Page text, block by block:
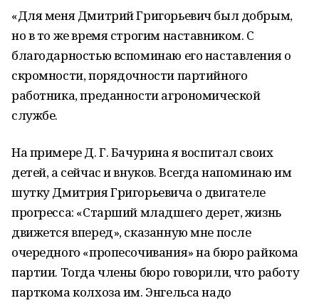
«Для меня Дмитрий Григорьевич был добрым,
но в то же время строгим наставником. С
благодарностью вспоминаю его наставления о
скромности, порядочности партийного
работника, преданности агрономической
службе.
На примере Д. Г. Бачурина я воспитал своих
детей, а сейчас и внуков. Всегда напоминаю им
шутку Дмитрия Григорьевича о двигателе
прогресса: «Старший младшего дерет, жизнь
движется вперед», сказанную мне после
очередного «пропесочивания» на бюро райкома
партии. Тогда члены бюро говорили, что работу
парткома колхоза им. Энгельса надо